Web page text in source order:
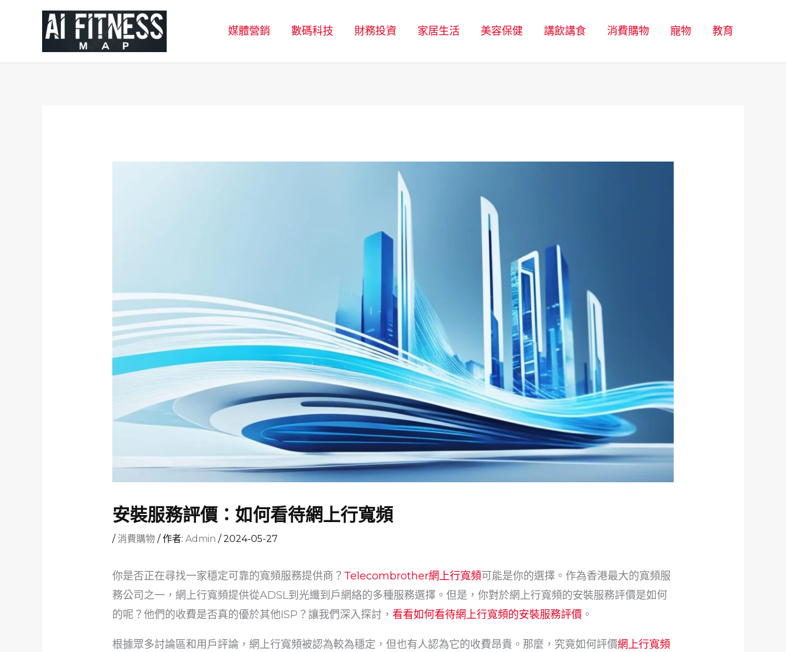
要
媒體營銷 數碼科技 財務投資 家居生活 美容保健 講飲講食 消費購物 寵物 教育
安裝服務評價：如何看待網上行寬頻
/ 消費購物 / 作者:Admin/2024-05-27
你是否正在尋找一家穩定可靠的寬頻服務提供商？ Telecombrother網上行寬頻可能是你的選擇。作為香港最大的寬頻服
務公司之一，網上行寬頻提供從ADSL到光纖到戶網絡的多種服務選擇。但是，你對於網上行寬頻的安裝服務評價是如何
的呢？他們的收費是否真的優於其他ISP？讓我們深入探討，看看如何看待網上行寬頻的安裝服務評價 。
根據眾多討論區和用戶評論，網上行寬頻被認為較為穩定，但也有人認為它的收費昂貴。那麼，究竟如何評價網上行寬頻